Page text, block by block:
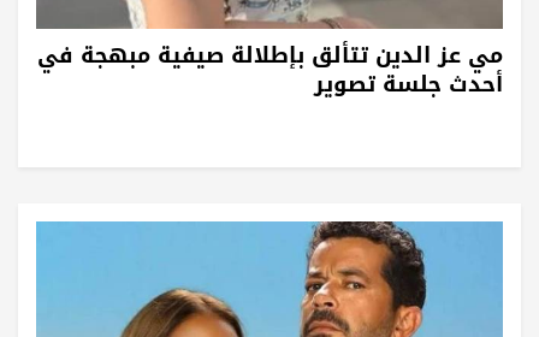
مي عز الدين تتألق بإطلالة صيفية مبهجة في
أحدث جلسة تصوير